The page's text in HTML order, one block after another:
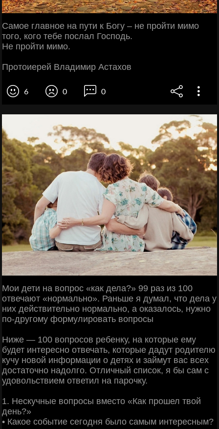
Самое главное на пути к Богу – не пройти мимо
того, кого тебе послал Господь.
Не пройти мимо.
Протоиерей Владимир Астахов
6 0 0
Мои дети на вопрос «как дела?» 99 раз из 100
отвечают «нормально». Раньше я думал, что дела у
них действительно нормально, а оказалось, нужно
по-другому формулировать вопросы
Ниже — 100 вопросов ребенку, на которые ему
будет интересно отвечать, которые дадут родителю
кучу новой информации о детях и займут вас всех
достаточно надолго. Отличный список, я бы сам с
удовольствием ответил на парочку.
1. Нескучные вопросы вместо «Как прошел твой
день?»
• Какое событие сегодня было самым интересным?